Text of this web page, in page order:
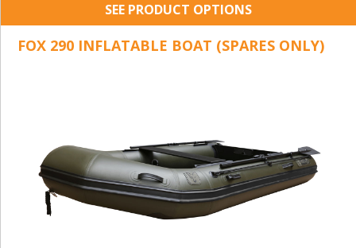
SEE PRODUCT OPTIONS
FOX 290 INFLATABLE BOAT (SPARES ONLY)